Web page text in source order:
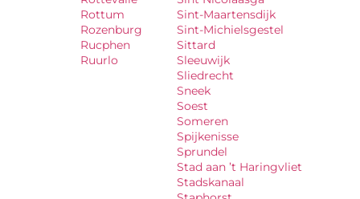
Rottum
Rozenburg
Rucphen
Ruurlo
Sint-Maartensdijk
Sint-Michielsgestel
Sittard
Sleeuwijk
Sliedrecht
Sneek
Soest
Someren
Spijkenisse
Sprundel
Stad aan ’t Haringvliet
Stadskanaal